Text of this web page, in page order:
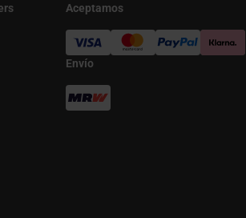
Aceptamos
Envío